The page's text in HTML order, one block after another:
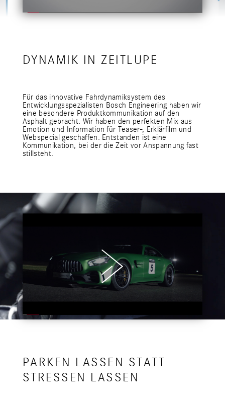
DYNAMIK IN ZEITLUPE
Für das innovative Fahrdynamiksystem des
Entwicklungsspezialisten Bosch Engineering haben wir
eine besondere Produktkommunikation auf den
Asphalt gebracht. Wir haben den perfekten Mix aus
Emotion und Information für Teaser-, Erklärfilm und
Webspecial geschaffen. Entstanden ist eine
Kommunikation, bei der die Zeit vor Anspannung fast
stillsteht.
PARKEN LASSEN STATT
STRESSEN LASSEN